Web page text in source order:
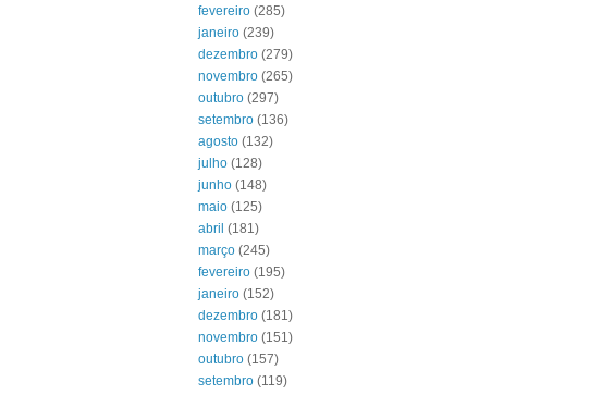
fevereiro (285)
janeiro (239)
dezembro (279)
novembro (265)
outubro (297)
setembro (136)
agosto (132)
julho (128)
junho (148)
maio (125)
abril (181)
março (245)
fevereiro (195)
janeiro (152)
dezembro (181)
novembro (151)
outubro (157)
setembro (119)